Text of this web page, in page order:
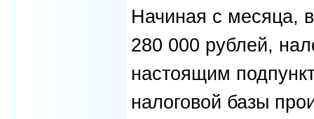
Начиная с месяца,
280 000 рублей,
настоящим
налоговой базы